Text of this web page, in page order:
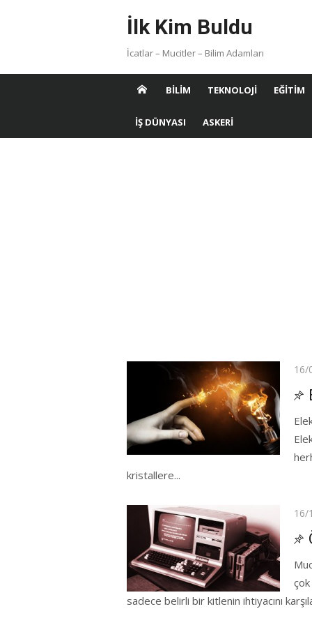
İlk Kim Buldu
İcatlar – Mucitler – Bilim Adamları
BILIM TEKNOLOJI EĞITIM
İŞ DÜNYASI ASKERI
16/
kristallere...
16/
çok
sadece belirli bir kitlenin ihtiyacını